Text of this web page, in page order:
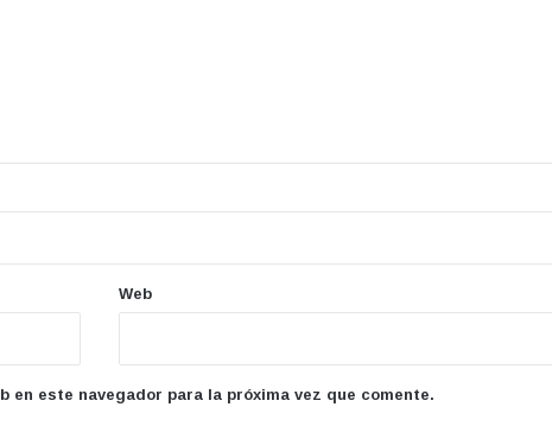
Web
en este navegador para la próxima vez que comente.